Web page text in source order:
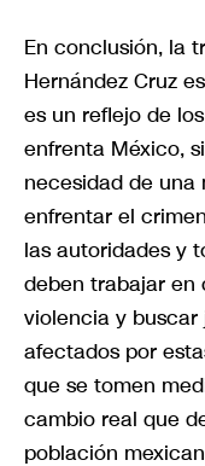
En conclusión, la
Hernández Cruz
es un reflejo de
enfrenta México,
necesidad de
enfrentar el
las autoridades y
deben trabajar en
violencia y
afectados por
que se tomen
cambio real que
población